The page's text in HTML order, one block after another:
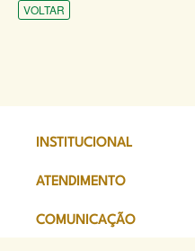
VOLTAR
INSTITUCIONAL
ATENDIMENTO
COMUNICAÇÃO